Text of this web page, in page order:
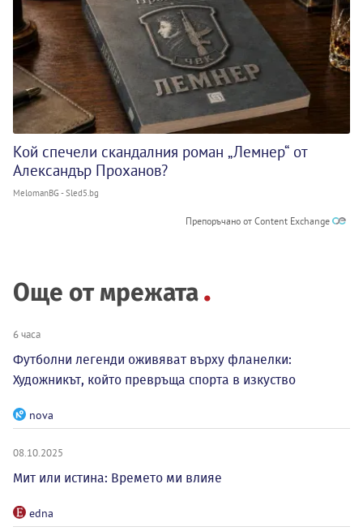
Кой спечели скандалния роман „Лемнер“ от
Александър Проханов?
MelomanBG - Sled5.bg
Препоръчано от Content Exchange
Още от мрежата
6 часа
Футболни легенди оживяват върху фланелки:
Художникът, който превръща спорта в изкуство
nova
08.10.2025
Мит или истина: Времето ми влияе
edna